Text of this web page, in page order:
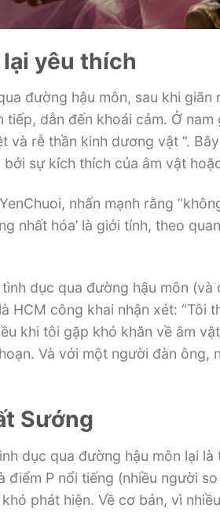
lại yêu thích
đường hậu môn, sau khi giãn
dẫn đến khoái cảm. Ở
và rễ thần kinh dương vật ”.
sự kích thích của âm vật
nhấn mạnh rằng
nhất hóa’ là giới tính, theo
dục qua đường hậu môn (và
công khai nhận xét: “Tôi
khi tôi gặp khó khăn về âm
Và với một người đàn ông,
Sướng
dục qua đường hậu môn lại là
P nổi tiếng (nhiều người
phát hiện. Về cơ bản, vì